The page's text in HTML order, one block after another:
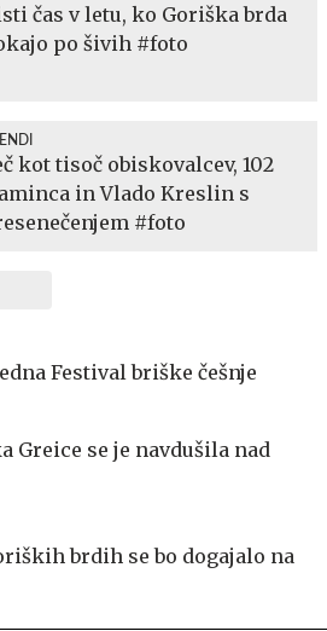
čas v letu, ko Goriška brda
po šivih #foto
kot tisoč obiskovalcev, 102
in Vlado Kreslin s
#foto
Festival briške češnje
Greice se je navdušila nad
brdih se bo dogajalo na